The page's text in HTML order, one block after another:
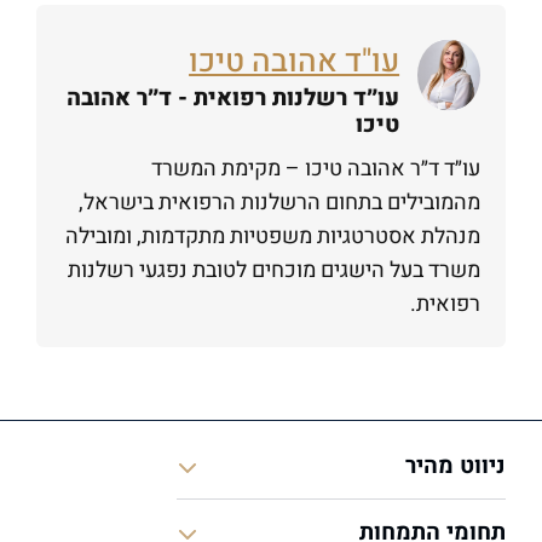
עו"ד אהובה טיכו
עו״ד רשלנות רפואית - ד״ר אהובה
טיכו
עו״ד ד״ר אהובה טיכו – מקימת המשרד
מהמובילים בתחום הרשלנות הרפואית בישראל,
מנהלת אסטרטגיות משפטיות מתקדמות, ומובילה
משרד בעל הישגים מוכחים לטובת נפגעי רשלנות
רפואית.
ניווט מהיר
תחומי התמחות